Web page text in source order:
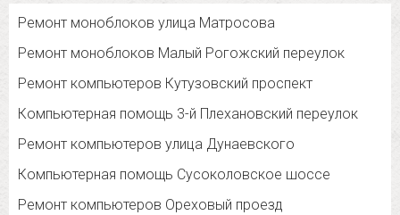
Ремонт моноблоков улица Матросова
Ремонт моноблоков Малый Рогожский переулок
Ремонт компьютеров Кутузовский проспект
Компьютерная помощь 3-й Плехановский переулок
Ремонт компьютеров улица Дунаевского
Компьютерная помощь Сусоколовское шоссе
Ремонт компьютеров Ореховый проезд